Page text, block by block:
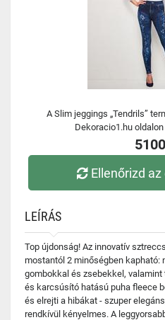
A Slim jeggings „Tendrils”
Dekoracio1.hu
Ellenőrizd
LEÍRÁS
Top újdonság! Az innovatív
mostantól 2 minőségben kapható:
gombokkal és zsebekkel, valamint
és karcsúsító hatású puha fleece
és elrejti a hibákat - szuper
rendkívül kényelmes. A